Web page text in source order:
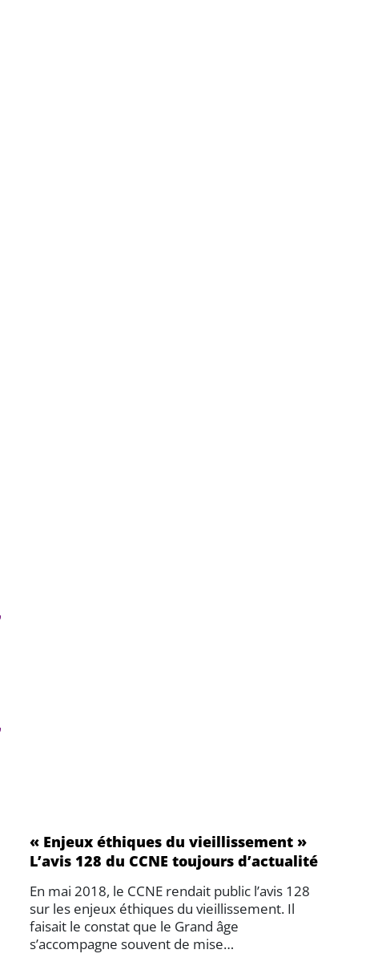
« Enjeux éthiques du vieillissement »
L’avis 128 du CCNE toujours d’actualité
En mai 2018, le CCNE rendait public l’avis 128
sur les enjeux éthiques du vieillissement. Il
faisait le constat que le Grand âge
s’accompagne souvent de mise…